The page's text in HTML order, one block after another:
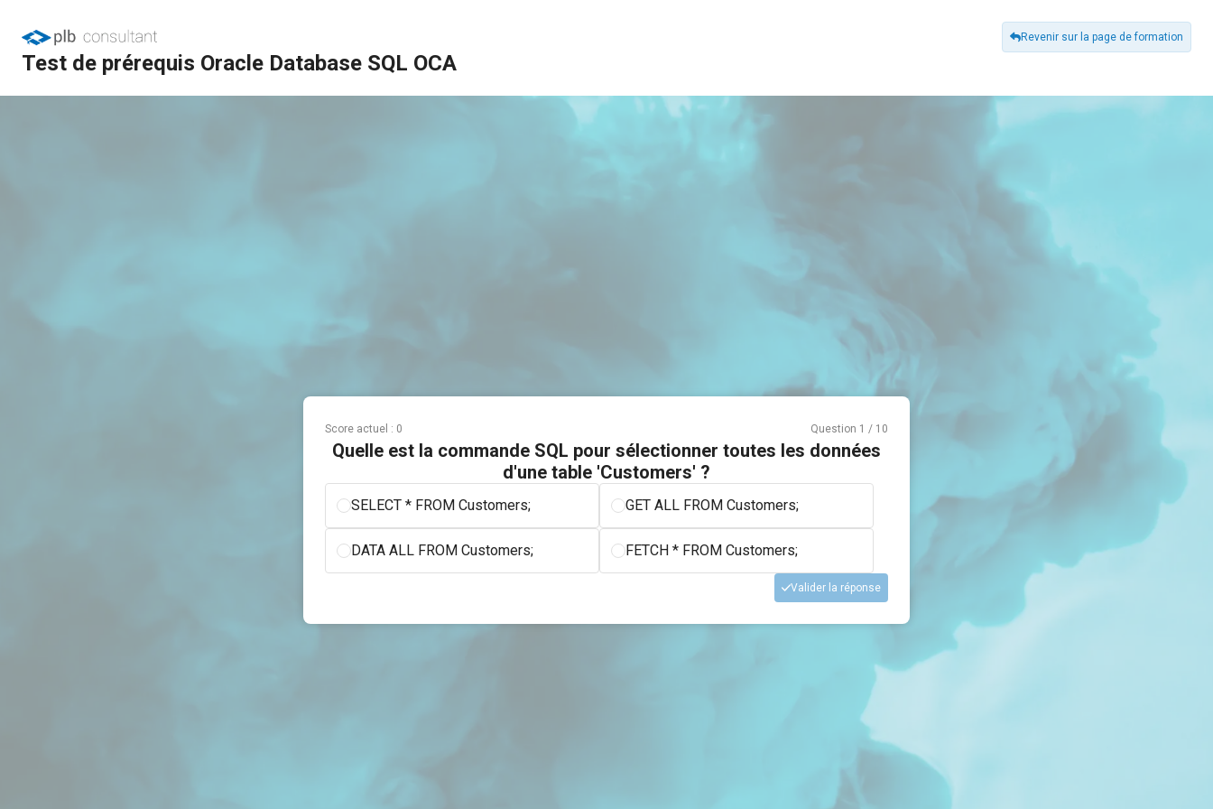
Revenir sur la page de formation
Test de prérequis Oracle Database SQL OCA
Score actuel : 0 Question 1 / 10
Quelle est la commande SQL pour sélectionner toutes les données
d'une table 'Customers' ?
SELECT * FROM Customers; GET ALL FROM Customers;
DATA ALL FROM Customers; FETCH * FROM Customers;
Valider la réponse